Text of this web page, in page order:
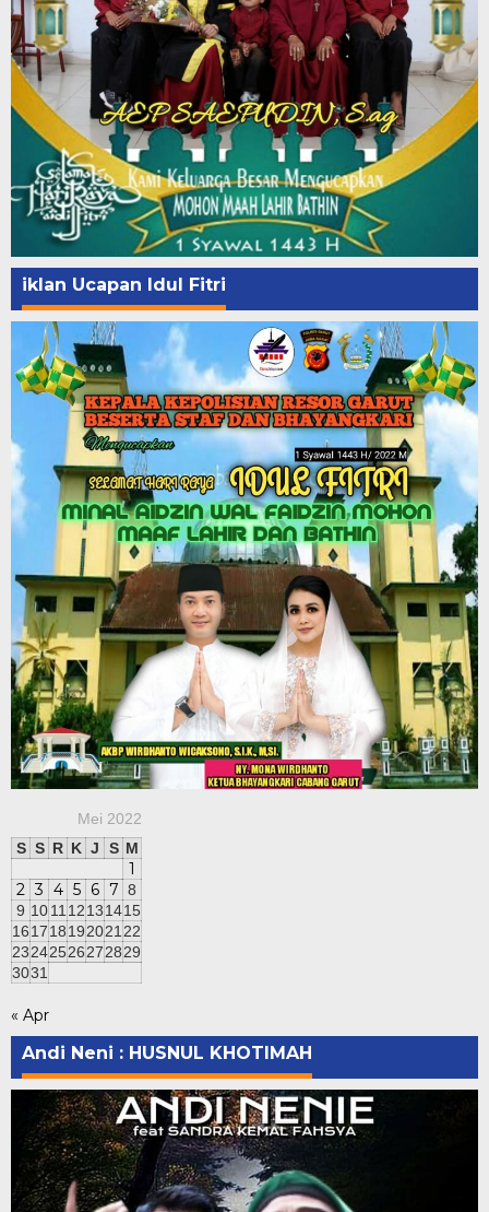
iklan Ucapan Idul Fitri
Mei 2022
S S R K J S M
1
2 3 4 5 6 7 8
9 1011 12131415
161718192021 22
23242526272829
3031
« Apr
Andi Neni : HUSNUL KHOTIMAH